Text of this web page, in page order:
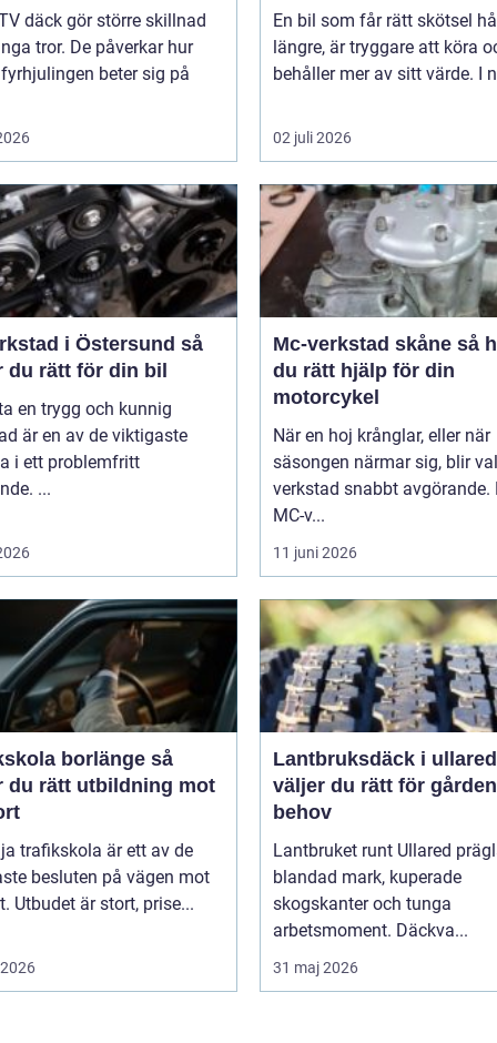
däck gör större skillnad
tror. De påverkar hur
beter sig på
En bil som får rätt skötsel
längre, är tryggare att köra
behåller mer av sitt värde. I
02 juli 2026
i Östersund så
du rätt för din bil
en trygg och kunnig
är en av de viktigaste
i ett problemfritt
...
Mc-verkstad skåne så hittar
du rätt hjälp för din
motorcykel
När en hoj krånglar, eller när
säsongen närmar sig, blir
verkstad snabbt avgörande.
MC-v...
11 juni 2026
borlänge så
du rätt utbildning mot
trafikskola är ett av de
besluten på vägen mot
Utbudet är stort, prise...
Lantbruksdäck i ullared
väljer du rätt för
behov
Lantbruket runt Ullared
blandad mark, kuperade
skogskanter och tunga
arbetsmoment. Däckva...
31 maj 2026